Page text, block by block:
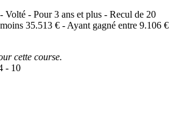
Volté - Pour 3 ans et plus - Recul de 20
35.513 € - Ayant gagné entre 9.106 €
cette course.
- 10